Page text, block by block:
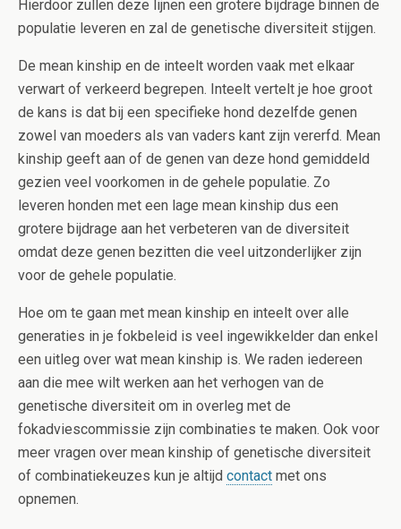
Hierdoor zullen deze lijnen een grotere bijdrage binnen de
populatie leveren en zal de genetische diversiteit stijgen.
De mean kinship en de inteelt worden vaak met elkaar
verwart of verkeerd begrepen. Inteelt vertelt je hoe groot
de kans is dat bij een specifieke hond dezelfde genen
zowel van moeders als van vaders kant zijn vererfd. Mean
kinship geeft aan of de genen van deze hond gemiddeld
gezien veel voorkomen in de gehele populatie. Zo
leveren honden met een lage mean kinship dus een
grotere bijdrage aan het verbeteren van de diversiteit
omdat deze genen bezitten die veel uitzonderlijker zijn
voor de gehele populatie.
Hoe om te gaan met mean kinship en inteelt over alle
generaties in je fokbeleid is veel ingewikkelder dan enkel
een uitleg over wat mean kinship is. We raden iedereen
aan die mee wilt werken aan het verhogen van de
genetische diversiteit om in overleg met de
fokadviescommissie zijn combinaties te maken. Ook voor
meer vragen over mean kinship of genetische diversiteit
of combinatiekeuzes kun je altijd contact met ons
opnemen.